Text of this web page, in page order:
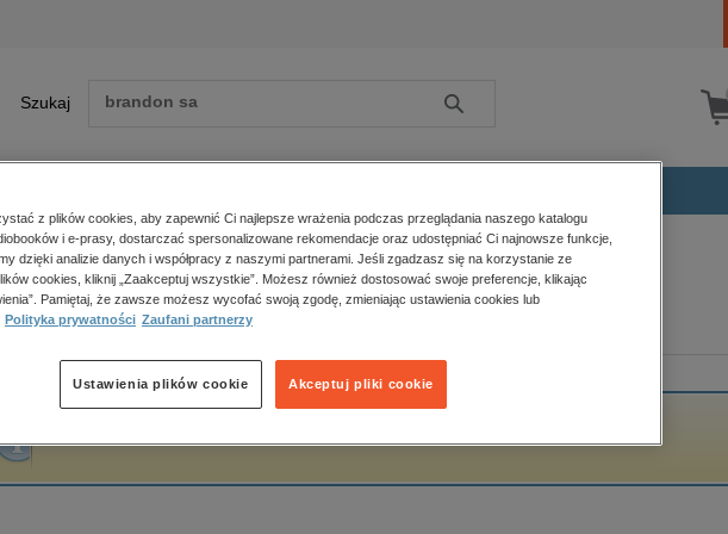
Szukaj Szukaj
Zobacz wszystkie E-prasa
polityka, społeczno-informacyjne
psychologiczne
popularno-naukowe
historia
główna Wojciech Mecwaldowski
Mecwaldowski
z plików cookies, aby zapewnić Ci najlepsze wrażenia podczas przeglądania naszego katalogu
i e-prasy, dostarczać spersonalizowane rekomendacje oraz udostępniać Ci najnowsze funkcje,
dzięki analizie danych i współpracy z naszymi partnerami. Jeśli zgadzasz się na korzystanie ze
cookies, kliknij „Zaakceptuj wszystkie”. Możesz również dostosować swoje preferencje, klikając
Pamiętaj, że zawsze możesz wycofać swoją zgodę, zmieniając ustawienia cookies lub
Polityka prywatności Zaufani partnerzy
Akceptuj pliki cookie
Ustawienia plików cookie